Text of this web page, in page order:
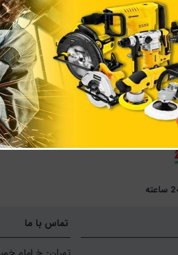
تماس با ما